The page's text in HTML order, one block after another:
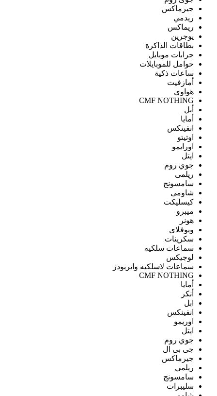
جيرماكس
ريدمي
ريماكس
يوجرين
بطاقات الذاكرة
جرابات موبايل
حوامل للموبايلات
ساعات ذكية
أمازفيت
هواوى
CMF NOTHING
أبل
أمايا
انفينكس
اوتيتو
اورايمو
ايتل
جوي روم
ريلمى
سامسونج
شاومى
كيسليكت
ميبرو
هونر
ويوفلاى
سكرينات
سماعات سلكيه
لوجيكس
سماعات لاسلكيه وايربودز
CMF NOTHING
أمايا
أنكر
ابل
انفينكس
اوريمو
ايتل
جوي روم
جى بى ال
جيرماكس
ريلمي
سامسونج
سليبرات